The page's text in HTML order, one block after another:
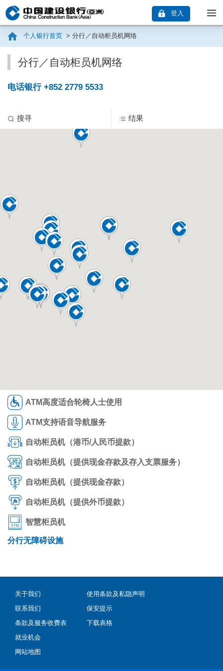
登入
个人银行首页 > 分行／自动柜员机网络
分行／自动柜员机网络
电话银行 +852 2779 5533
搜寻 结果
ATM高度适合轮椅人士使用
ATM支持语音导航服务
自动柜员机（港币/人民币提款）
自动柜员机（提供现金存款及存入支票服务）
自动柜员机（提供现金存款）
自动柜员机（提供外币提款）
智慧柜员机
分行无障碍设施
关于我们
联系我们
条款及服务收费表
就业机会
网站地图
使用条款及私隐声明
保安提示
下载表格